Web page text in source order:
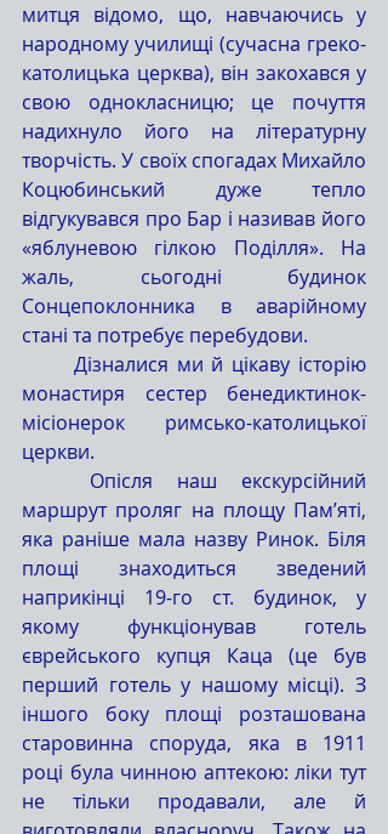
митця відомо, що, навчаючись у
народному училищі (сучасна греко-
католицька церква), він закохався у
свою однокласницю; це почуття
надихнуло його на літературну
творчість. У своїх спогадах Михайло
Коцюбинський дуже тепло
відгукувався про Бар і називав його
«яблуневою гілкою Поділля». На
жаль, сьогодні будинок
Сонцепоклонника в аварійному
стані та потребує перебудови.
монастиря сестер бенедиктинок-
місіонерок римсько-католицької
церкви.
маршрут проляг на площу Пам’яті,
яка раніше мала назву Ринок. Біля
площі знаходиться зведений
наприкінці 19-го ст. будинок, у
якому функціонував готель
єврейського купця Каца (це був
перший готель у нашому місці). З
іншого боку площі розташована
старовинна споруда, яка в 1911
році була чинною аптекою: ліки тут
не тільки продавали, але й